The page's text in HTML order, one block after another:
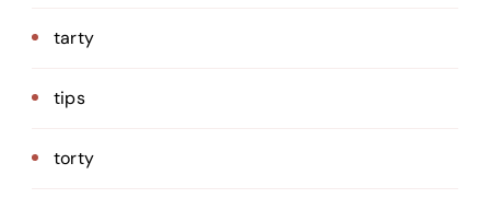
tarty
tips
torty